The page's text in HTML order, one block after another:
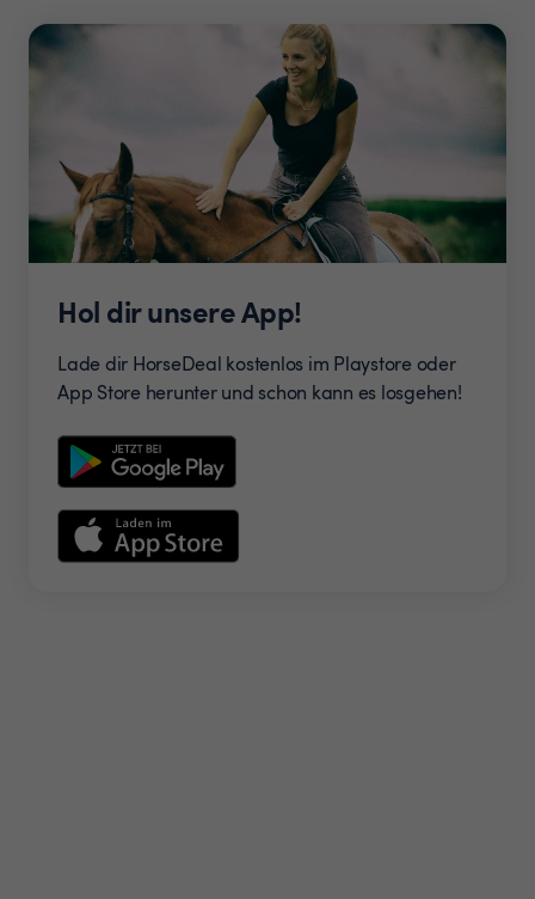
Hol dir unsere App!
Lade dir HorseDeal kostenlos im Playstore oder
App Store herunter und schon kann es losgehen!